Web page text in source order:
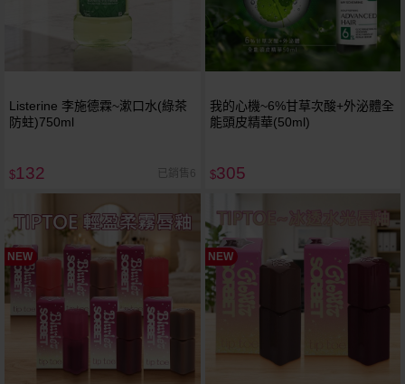
Listerine 李施德霖~漱口水(綠茶
防蛀)750ml
$132 已銷售6
我的心機~6%甘草次酸+外泌體全
能頭皮精華(50ml)
$305
NEW NEW